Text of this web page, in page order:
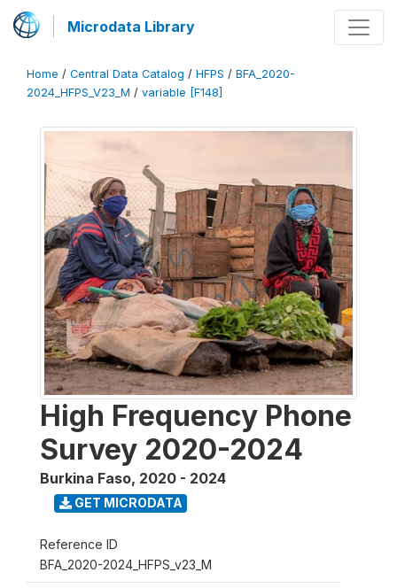
Microdata Library
Home / Central Data Catalog / HFPS / BFA_2020-
2024_HFPS_V23_M / variable [F148]
High Frequency Phone
Survey 2020-2024
Burkina Faso, 2020 - 2024
GET MICRODATA
Reference ID
BFA_2020-2024_HFPS_v23_M